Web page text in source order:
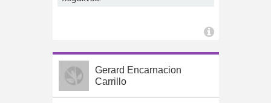
Gerard Encarnacion
Carrillo